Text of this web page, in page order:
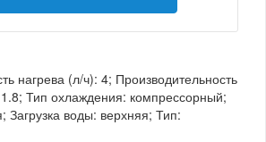
нагрева (л/ч): 4; Производительность
Тип охлаждения: компрессорный;
Загрузка воды: верхняя; Тип: